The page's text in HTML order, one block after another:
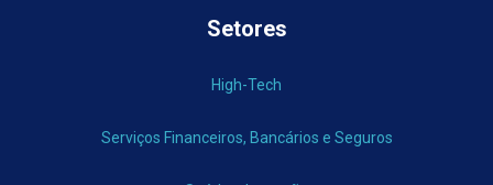
Setores
High-Tech
Serviços Financeiros, Bancários e Seguros